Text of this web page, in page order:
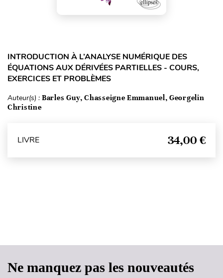
INTRODUCTION À L’ANALYSE NUMÉRIQUE DES
ÉQUATIONS AUX DÉRIVÉES PARTIELLES - COURS,
EXERCICES ET PROBLÈMES
Auteur(s) : Barles Guy, Chasseigne Emmanuel, Georgelin
Christine
LIVRE 34,00 €
Ne manquez pas les nouveautés